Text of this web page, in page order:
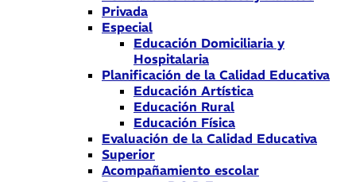
Privada
Especial
Educación Domiciliaria y
Hospitalaria
Planificación de la Calidad Educativa
Educación Artística
Educación Rural
Educación Física
Evaluación de la Calidad Educativa
Superior
Acompañamiento escolar